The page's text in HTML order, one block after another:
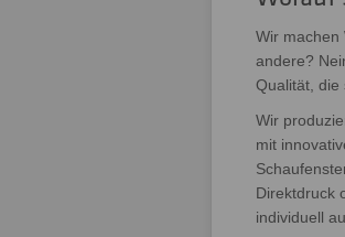
Wir machen
andere?
Qualität, die
Wir
mit
Direktdruck
individuell